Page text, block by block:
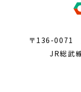
〒136-0071
JR総武